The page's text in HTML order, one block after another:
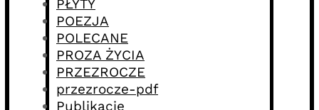
PŁYTY
POEZJA
POLECANE
PROZA ŻYCIA
PRZEZROCZE
przezrocze-pdf
Publikacje